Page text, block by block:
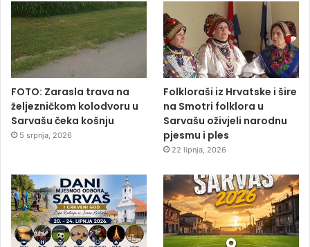
FOTO: Zarasla trava na
željezničkom kolodvoru u
Sarvašu čeka košnju
5 srpnja, 2026
Folkloraši iz Hrvatske i šire
na Smotri folklora u
Sarvašu oživjeli narodnu
pjesmu i ples
22 lipnja, 2026